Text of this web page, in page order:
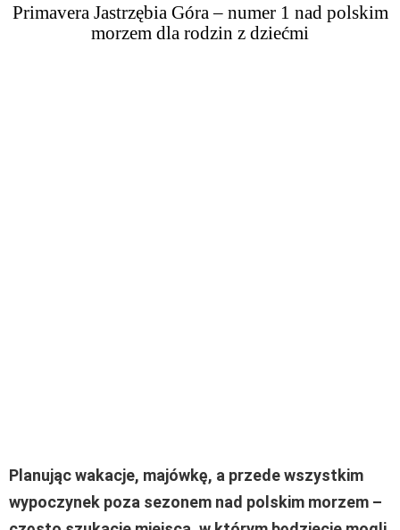
Primavera Jastrzębia Góra – numer 1 nad polskim
morzem dla rodzin z dziećmi
Planując wakacje, majówkę, a przede wszystkim
wypoczynek poza sezonem nad polskim morzem –